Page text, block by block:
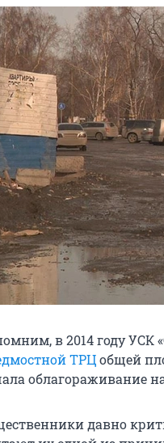
в 2014 году УСК
ТРЦобщей
облагораживание
давно